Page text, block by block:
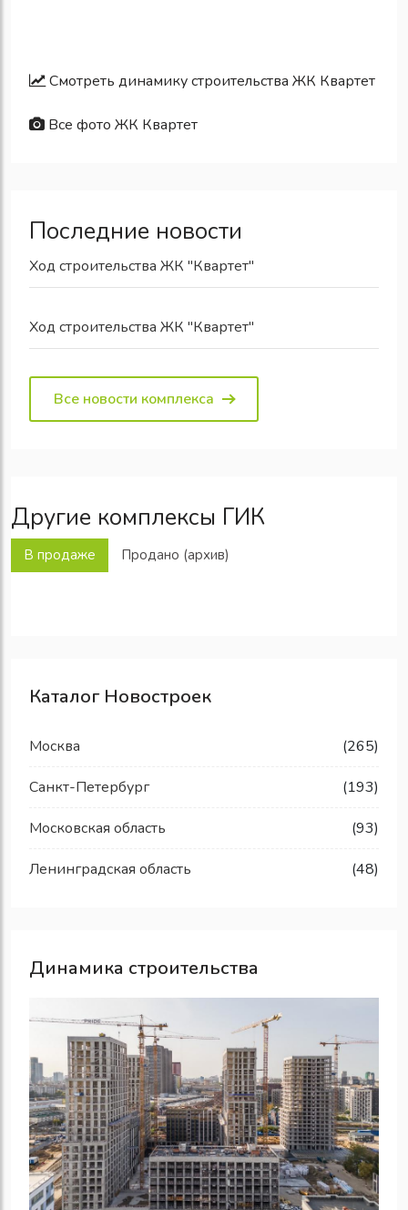
Смотреть динамику строительства ЖК Квартет
Все фото ЖК Квартет
Последние новости
Ход строительства ЖК "Квартет"
Ход строительства ЖК "Квартет"
Все новости комплекса
Другие комплексы ГИК
В продаже Продано (архив)
Каталог Новостроек
Москва (265)
Санкт-Петербург (193)
Московская область (93)
Ленинградская область (48)
Динамика строительства